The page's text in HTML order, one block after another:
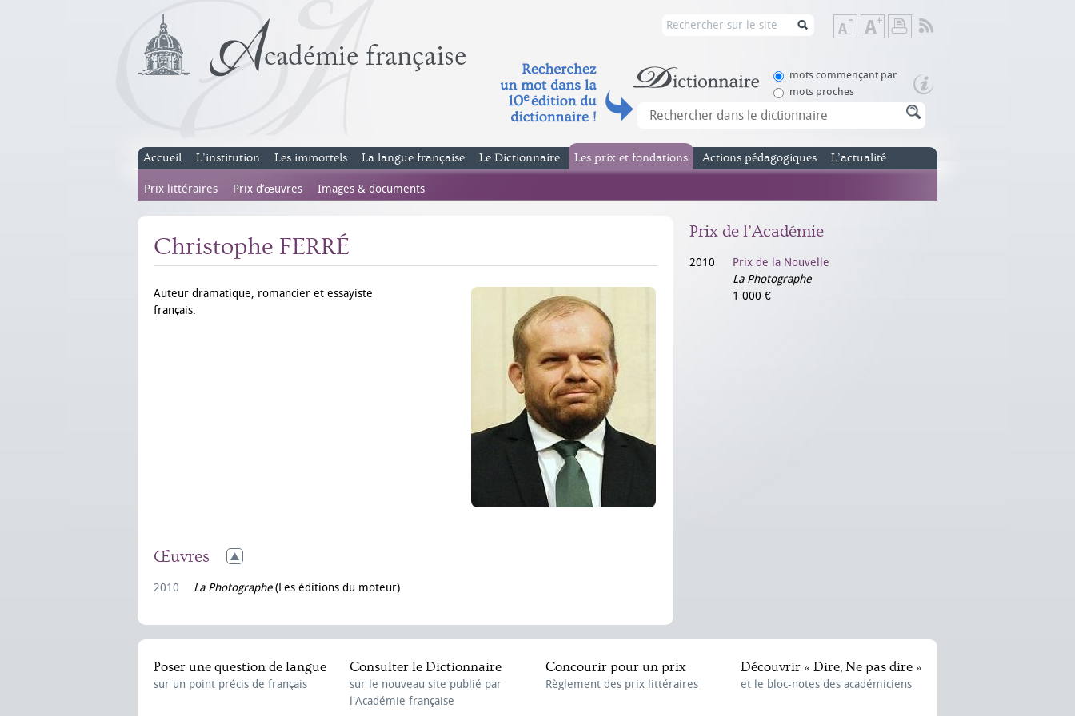
Diminuer
la
de
Augmenter
la
de
mots commençant par
mots proches
Accueil L’institution Les immortels La langue française Le Dictionnaire Les prix et fondations
Prix littéraires Prix d’œuvres Images & documents
Actions pédagogiques L’actualité
Christophe FERRÉ
Auteur dramatique, romancier et essayiste
français.
Œuvres
2010 La Photographe(Les éditions du moteur)
Prix de l’Académie
2010
Prix de la Nouvelle
La Photographe
1 000 €
Poser une question de langue
sur un point précis de français
Consulter le Dictionnaire
sur le nouveau site publié par
l'Académie française
Concourir pour un prix
Règlement des prix littéraires
Découvrir « Dire, Ne pas dire »
et le bloc-notes des académiciens